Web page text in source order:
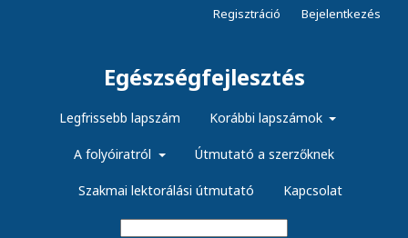
Egészségfejlesztés
Legfrissebb lapszám Korábbi lapszámok
A folyóiratról Útmutató a szerzőknek
Szakmai lektorálási útmutató Kapcsolat
Regisztráció Bejelentkezés